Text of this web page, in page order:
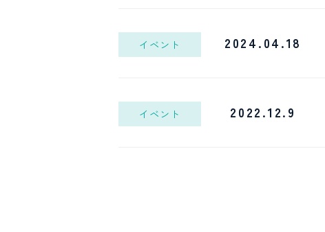
イベント 2024.04.18
イベント 2022.12.9